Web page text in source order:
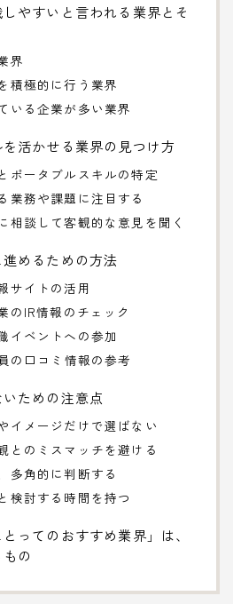
やすいと言われる業界とそ
界
積極的に行う業界
いる企業が多い業界
活かせる業界の見つけ方
ポータブルスキルの特定
業務や課題に注目する
相談して客観的な意見を聞く
めるための方法
サイトの活用
のIR情報のチェック
イベントへの参加
の口コミ情報の参考
ための注意点
イメージだけで選ばない
とのミスマッチを避ける
多角的に判断する
検討する時間を持つ
ってのおすすめ業界」は、
の